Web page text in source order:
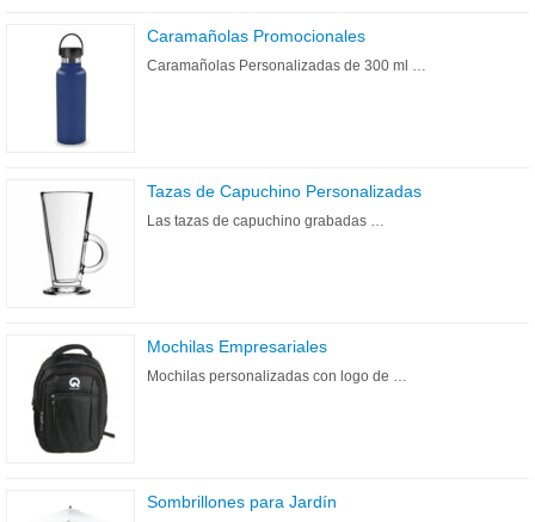
Caramañolas Promocionales
Caramañolas Personalizadas de 300 ml …
Tazas de Capuchino Personalizadas
Las tazas de capuchino grabadas …
Mochilas Empresariales
Mochilas personalizadas con logo de …
Sombrillones para Jardín